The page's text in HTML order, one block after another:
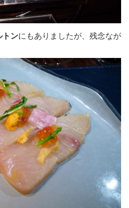
トンにもありましたが、残念なが